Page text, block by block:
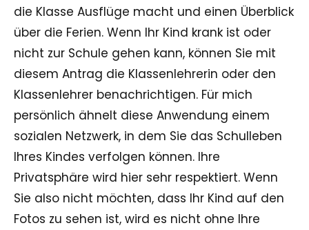
die Klasse Ausflüge macht und einen Überblick
über die Ferien. Wenn Ihr Kind krank ist oder
nicht zur Schule gehen kann, können Sie mit
diesem Antrag die Klassenlehrerin oder den
Klassenlehrer benachrichtigen. Für mich
persönlich ähnelt diese Anwendung einem
sozialen Netzwerk, in dem Sie das Schulleben
Ihres Kindes verfolgen können. Ihre
Privatsphäre wird hier sehr respektiert. Wenn
Sie also nicht möchten, dass Ihr Kind auf den
Fotos zu sehen ist, wird es nicht ohne Ihre